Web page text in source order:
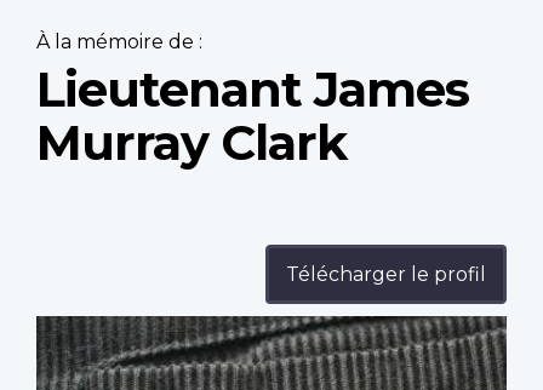
À la mémoire de :
Lieutenant James
Murray Clark
Télécharger le profil
Profile
image